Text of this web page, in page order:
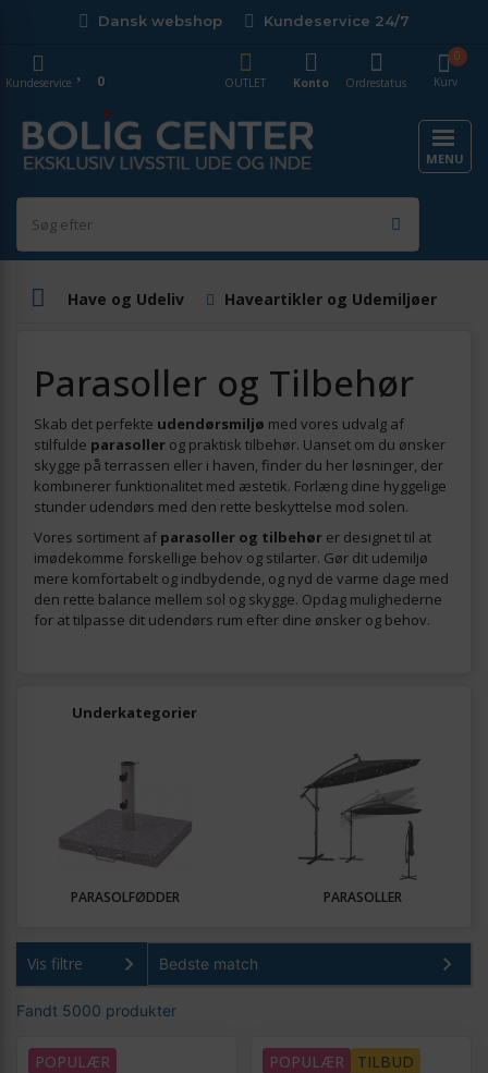
Dansk webshop Kundeservice 24/7
Kurv
0
OUTLET
Konto Ordrestatus
Kundeservice 0
MENU
Have og Udeliv Haveartikler og Udemiljøer
Parasoller og Tilbehør
Skab det perfekte udendørsmiljø med vores udvalg af
stilfulde parasoller og praktisk tilbehør. Uanset om du ønsker
skygge på terrassen eller i haven, finder du her løsninger, der
kombinerer funktionalitet med æstetik. Forlæng dine hyggelige
stunder udendørs med den rette beskyttelse mod solen.
Vores sortiment af parasoller og tilbehør er designet til at
imødekomme forskellige behov og stilarter. Gør dit udemiljø
mere komfortabelt og indbydende, og nyd de varme dage med
den rette balance mellem sol og skygge. Opdag mulighederne
for at tilpasse dit udendørs rum efter dine ønsker og behov.
Underkategorier
PARASOLFØDDER PARASOLLER
Vis filtre
Fandt 5000 produkter
POPULÆR POPULÆR TILBUD